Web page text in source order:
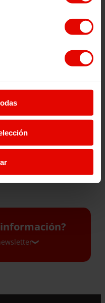
Noticia
ABRIR CAMINOS: LA
HISTORIA DE MARY EN
SUDÁN DEL SUR